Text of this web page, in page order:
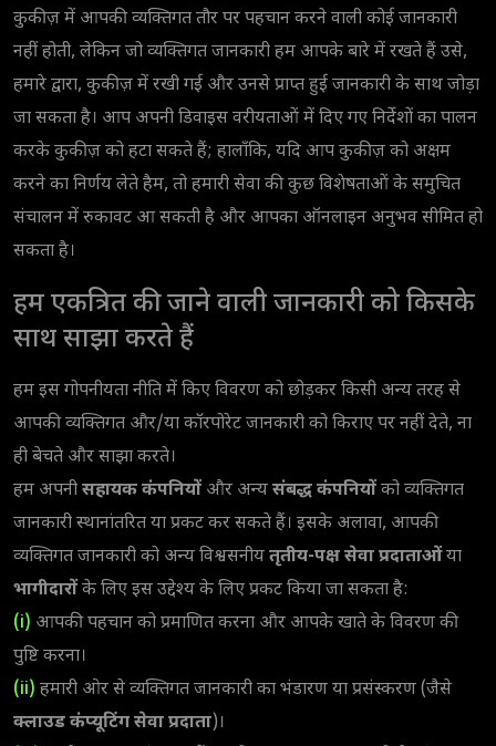
कुकीज़ में आपकी व्यक्तिगत तौर पर पहचान करने वाली कोई जानकारी
नहीं होती, लेकिन जो व्यक्तिगत जानकारी हम आपके बारे में रखते हैं उसे,
हमारे द्वारा, कुकीज़ में रखी गई और उनसे प्राप्त हुई जानकारी के साथ जोड़ा
जा सकता है। आप अपनी डिवाइस वरीयताओं में दिए गए निर्देशों का पालन
करके कुकीज़ को हटा सकते हैं; हालाँकि, यदि आप कुकीज़ को अक्षम
करने का निर्णय लेते हैम, तो हमारी सेवा की कुछ विशेषताओं के समुचित
संचालन में रुकावट आ सकती है और आपका ऑनलाइन अनुभव सीमित हो
सकता है।
हम एकत्रित की जाने वाली जानकारी को किसके
साथ साझा करते हैं
हम इस गोपनीयता नीति में किए विवरण को छोड़कर किसी अन्य तरह से
आपकी व्यक्तिगत और/या कॉरपोरेट जानकारी को किराए पर नहीं देते, ना
ही बेचते और साझा करते।
हम अपनीसहायक कंपनियों और अन्यसंबद्ध कंपनियोंको व्यक्तिगत
जानकारी स्थानांतरित या प्रकट कर सकते हैं। इसके अलावा, आपकी
व्यक्तिगत जानकारी को अन्य विश्वसनीयतृतीय-पक्ष सेवा प्रदाताओंया
भागीदारोंके लिए इस उद्देश्य के लिए प्रकट किया जा सकता है:
(i) आपकी पहचान को प्रमाणित करना और आपके खाते के विवरण की
पुष्टि करना।
(ii) हमारी ओर से व्यक्तिगत जानकारी का भंडारण या प्रसंस्करण (जैसे
क्लाउड कंप्यूटिंग सेवा प्रदाता)।